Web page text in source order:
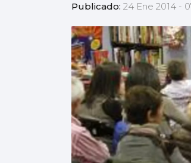
Publicado: 24 Ene 2014 -